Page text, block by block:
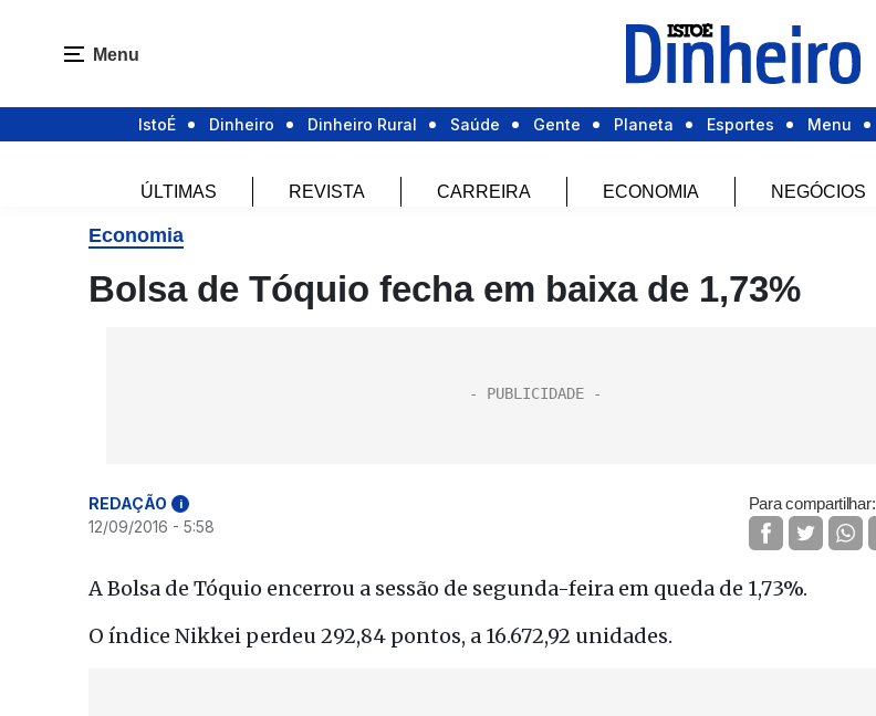
Menu
IstoÉ Dinheiro Dinheiro Rural Saúde Gente Planeta Esportes Menu
ÚLTIMAS REVISTA CARREIRA ECONOMIA NEGÓCIOS
Economia
Bolsa de Tóquio fecha em baixa de 1,73%
REDAÇÃO i
12/09/2016 - 5:58
Para compartilhar:
A Bolsa de Tóquio encerrou a sessão de segunda-feira em queda de 1,73%.
O índice Nikkei perdeu 292,84 pontos, a 16.672,92 unidades.